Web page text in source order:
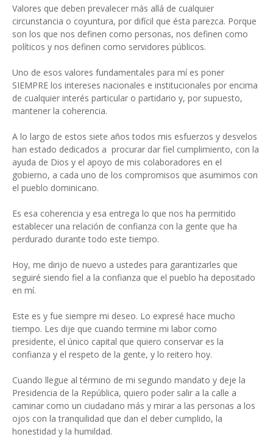
Valores que deben prevalecer más allá de cualquier
circunstancia o coyuntura, por difícil que ésta parezca. Porque
son los que nos definen como personas, nos definen como
políticos y nos definen como servidores públicos.
Uno de esos valores fundamentales para mí es poner
SIEMPRE los intereses nacionales e institucionales por encima
de cualquier interés particular o partidario y, por supuesto,
mantener la coherencia.
A lo largo de estos siete años todos mis esfuerzos y desvelos
han estado dedicados a procurar dar fiel cumplimiento, con la
ayuda de Dios y el apoyo de mis colaboradores en el
gobierno, a cada uno de los compromisos que asumimos con
el pueblo dominicano.
Es esa coherencia y esa entrega lo que nos ha permitido
establecer una relación de confianza con la gente que ha
perdurado durante todo este tiempo.
Hoy, me dirijo de nuevo a ustedes para garantizarles que
seguiré siendo fiel a la confianza que el pueblo ha depositado
en mí.
Este es y fue siempre mi deseo. Lo expresé hace mucho
tiempo. Les dije que cuando termine mi labor como
presidente, el único capital que quiero conservar es la
confianza y el respeto de la gente, y lo reitero hoy.
Cuando llegue al término de mi segundo mandato y deje la
Presidencia de la República, quiero poder salir a la calle a
caminar como un ciudadano más y mirar a las personas a los
ojos con la tranquilidad que dan el deber cumplido, la
honestidad y la humildad.